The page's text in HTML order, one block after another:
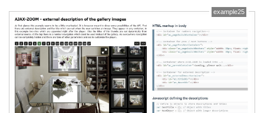
example25